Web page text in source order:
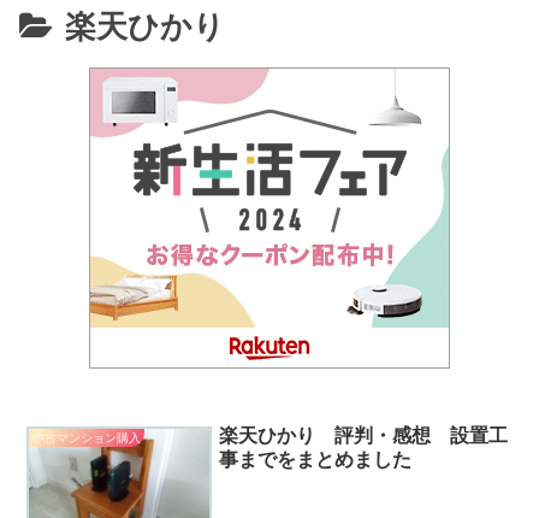
楽天ひかり
中古マンション購入
楽天ひかり 評判・感想 設置工
事までをまとめました